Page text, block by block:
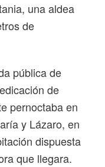
una aldea
de
pública de
de
pernoctaba en
y Lázaro, en
dispuesta
que llegara.